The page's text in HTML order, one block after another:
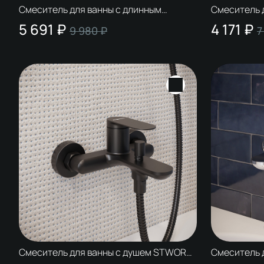
Смеситель для ванны с длинным
изливом STWORKI Киркенес S45110CR
глянцевый хром, с поворотным изливом
5 691 ₽ 9 980 ₽
Смеситель
изливом
4 171 ₽
Смеситель для ванны с душем STWORKI
Смеситель